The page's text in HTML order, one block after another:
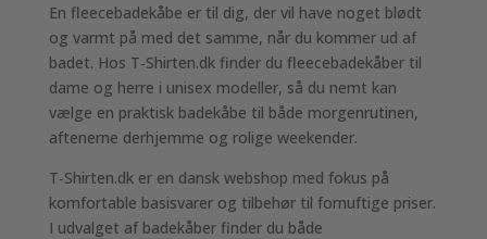
En fleecebadekåbe er til dig, der vil have noget blødt
og varmt på med det samme, når du kommer ud af
badet. Hos T‑Shirten.dk finder du fleecebadekåber til
dame og herre i unisex modeller, så du nemt kan
vælge en praktisk badekåbe til både morgenrutinen,
aftenerne derhjemme og rolige weekender.
T‑Shirten.dk er en dansk webshop med fokus på
komfortable basisvarer og tilbehør til fornuftige priser.
I udvalget af badekåber finder du både